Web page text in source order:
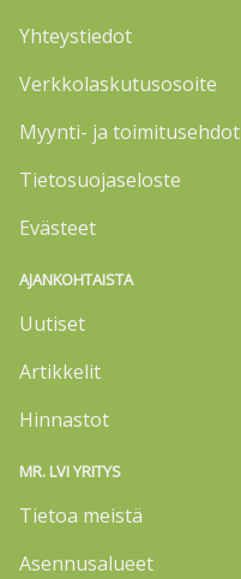
Yhteystiedot
Verkkolaskutusosoite
Myynti- ja toimitusehdot
Tietosuojaseloste
Evästeet
AJANKOHTAISTA
Uutiset
Artikkelit
Hinnastot
MR. LVI YRITYS
Tietoa meistä
Asennusalueet